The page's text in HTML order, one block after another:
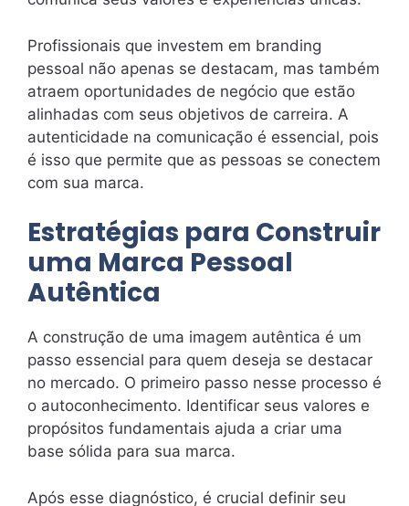
Profissionais que investem em branding
pessoal não apenas se destacam, mas também
atraem oportunidades de negócio que estão
alinhadas com seus objetivos de carreira. A
autenticidade na comunicação é essencial, pois
é isso que permite que as pessoas se conectem
com sua marca.
Estratégias para Construir
uma Marca Pessoal
Autêntica
A construção de uma imagem autêntica é um
passo essencial para quem deseja se destacar
no mercado. O primeiro passo nesse processo é
o autoconhecimento. Identificar seus valores e
propósitos fundamentais ajuda a criar uma
base sólida para sua marca.
Após esse diagnóstico, é crucial definir seu